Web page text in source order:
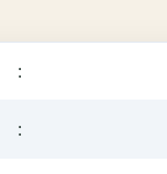
:
: